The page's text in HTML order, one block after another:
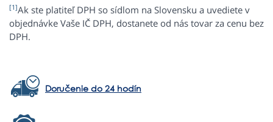
[1]Ak ste platiteľ DPH so sídlom na Slovensku a uvediete v
objednávke Vaše IČ DPH, dostanete od nás tovar za cenu bez
DPH.
Doručenie do 24 hodín